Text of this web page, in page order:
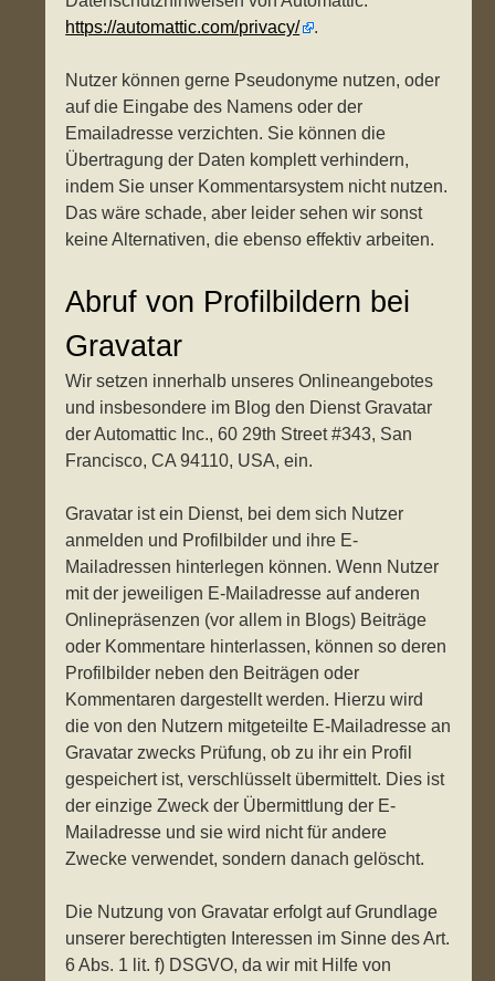
https://automattic.com/privacy/
.
Nutzer können gerne Pseudonyme nutzen, oder
auf die Eingabe des Namens oder der
Emailadresse verzichten. Sie können die
Übertragung der Daten komplett verhindern,
indem Sie unser Kommentarsystem nicht nutzen.
Das wäre schade, aber leider sehen wir sonst
keine Alternativen, die ebenso effektiv arbeiten.
Abruf von Profilbildern bei
Gravatar
Wir setzen innerhalb unseres Onlineangebotes
und insbesondere im Blog den Dienst Gravatar
der Automattic Inc., 60 29th Street #343, San
Francisco, CA 94110, USA, ein.
Gravatar ist ein Dienst, bei dem sich Nutzer
anmelden und Profilbilder und ihre E-
Mailadressen hinterlegen können. Wenn Nutzer
mit der jeweiligen E-Mailadresse auf anderen
Onlinepräsenzen (vor allem in Blogs) Beiträge
oder Kommentare hinterlassen, können so deren
Profilbilder neben den Beiträgen oder
Kommentaren dargestellt werden. Hierzu wird
die von den Nutzern mitgeteilte E-Mailadresse an
Gravatar zwecks Prüfung, ob zu ihr ein Profil
gespeichert ist, verschlüsselt übermittelt. Dies ist
der einzige Zweck der Übermittlung der E-
Mailadresse und sie wird nicht für andere
Zwecke verwendet, sondern danach gelöscht.
Die Nutzung von Gravatar erfolgt auf Grundlage
unserer berechtigten Interessen im Sinne des Art.
6 Abs. 1 lit. f) DSGVO, da wir mit Hilfe von